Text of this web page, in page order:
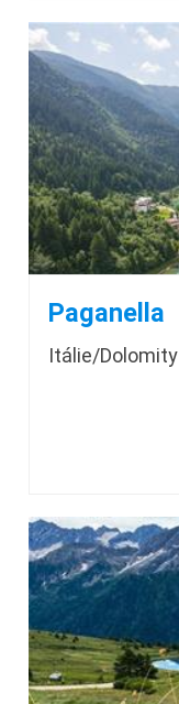
Paganella
Itálie/Dolomity